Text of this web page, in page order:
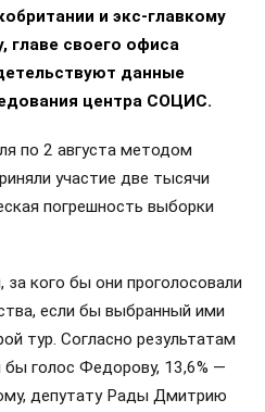
и экс-главкому
главе своего офиса
данные
центра СОЦИС.
по 2 августа методом
участие две тысячи
погрешность выборки
кого бы они проголосовали
если бы выбранный ими
тур. Согласно результатам
бы голос Федорову, 13,6% —
депутату Рады Дмитрию